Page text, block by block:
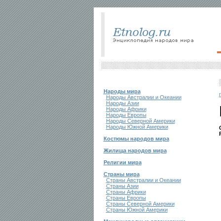
Народы мира
Народы Австралии и Океании
Народы Азии
Народы Африки
Народы Европы
Народы Северной Америки
Народы Южной Америки
Костюмы народов мира
Жилища народов мира
Религии мира
Страны мира
Страны Австралии и Океании
Страны Азии
Страны Африки
Страны Европы
Страны Северной Америки
Страны Южной Америки